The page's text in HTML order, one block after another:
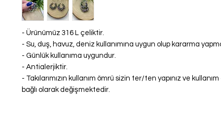
- Ürünümüz 316 L çeliktir.
- Su, duş, havuz, deniz kullanımına uygun olup kararma
- Günlük kullanıma uygundur.
- Antialerjiktir.
- Takılarımızın kullanım ömrü sizin ter/ten yapınız ve
bağlı olarak değişmektedir.